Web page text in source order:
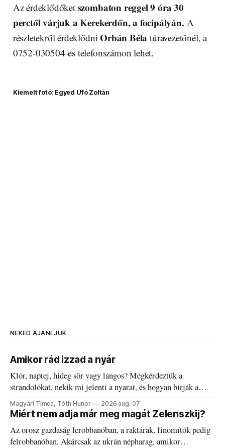
Az érdeklődőket szombaton reggel 9 óra 30
perctől várjuk a Kerekerdőn, a focipályán. A
részletekről érdeklődniOrbán Béla túravezetőnél, a
0752-030504-es telefonszámon lehet.
Kiemelt fotó: Egyed Ufó Zoltán
NEKED AJÁNLJUK
Amikor rád izzad a nyár
Klór, naptej, hideg sör vagy lángos? Megkérdeztük a
strandolókat, nekik mi jelenti a nyarat, és hogyan bírják a
kánikulát.
Magyari Tímea, Tóth Hunor 2026 aug. 07
Miért nem adja már meg magát Zelenszkij?
Az orosz gazdaság lerobbanóban, a raktárak, finomítók pedig
felrobbanóban. Akárcsak az ukrán népharag, amikor